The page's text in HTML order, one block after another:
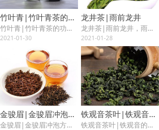
竹叶青|竹叶青茶的功效与作用
竹叶青|竹叶青茶的功效与作用，喝竹叶青茶叶到底有哪些作用呢，下面由茶香器韵给您讲解。
2021-01-30
龙井茶|雨前龙井
龙井茶|雨前龙井，雨前龙井是西湖龙井茶的一类。指谷雨前采制的龙井茶。
2021-01-28
金骏眉|金骏眉冲泡方法
金骏眉|金骏眉冲泡方法，金骏眉冲泡要快进快出，讲究茶汤金黄澄亮最佳口感的时候饮用，紫砂壶嘴小，最佳口感出汤的时候前面茶汤正好后面就偏浓了，所以冲泡金骏眉不宜用紫砂壶。
铁观音茶叶|铁观音的泡法（一）
铁观音茶叶|铁观音的泡法， 铁观音最好用盖碗泡，水尽量用纯净水来泡，水温九十度左右为宜，第一道水洗茶和暖杯，第二道水十五秒为香，以后每道顺延十五秒，最好不超过七道茶水。